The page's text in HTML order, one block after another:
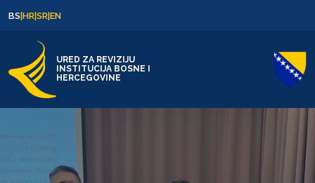
BS|HR|SR|EN
URED ZA REVIZIJU
INSTITUCIJA BOSNE I
HERCEGOVINE